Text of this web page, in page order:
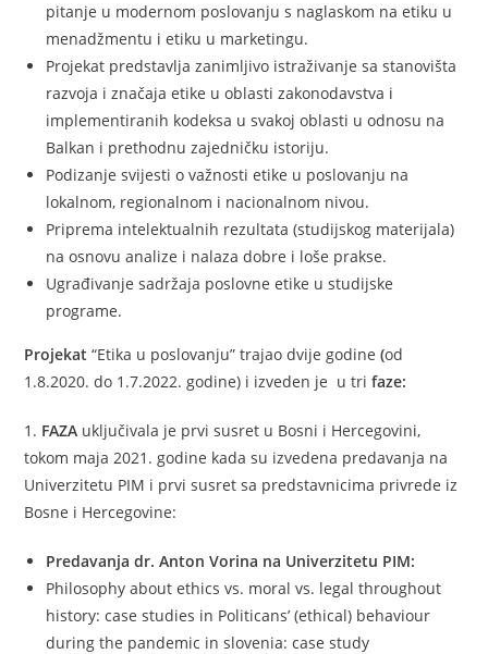
pitanje u modernom poslovanju s naglaskom na etiku u
menadžmentu i etiku u marketingu.
Projekat predstavlja zanimljivo istraživanje sa stanovišta
razvoja i značaja etike u oblasti zakonodavstva i
implementiranih kodeksa u svakoj oblasti u odnosu na
Balkan i prethodnu zajedničku istoriju.
Podizanje svijesti o važnosti etike u poslovanju na
lokalnom, regionalnom i nacionalnom nivou.
Priprema intelektualnih rezultata (studijskog materijala)
na osnovu analize i nalaza dobre i loše prakse.
Ugrađivanje sadržaja poslovne etike u studijske
programe.
Projekat“Etika u poslovanju” trajao dvije godine(od
1.8.2020. do 1.7.2022. godine) i izveden je u trifaze:
1. FAZA uključivala je prvi susret u Bosni i Hercegovini,
tokom maja 2021. godine kada su izvedena predavanja na
Univerzitetu PIM i prvi susret sa predstavnicima privrede iz
Bosne i Hercegovine:
Predavanja dr. Anton Vorina na Univerzitetu PIM:
Philosophy about ethics vs. moral vs. legal throughout
history: case studies in Politicans’ (ethical) behaviour
during the pandemic in slovenia: case study